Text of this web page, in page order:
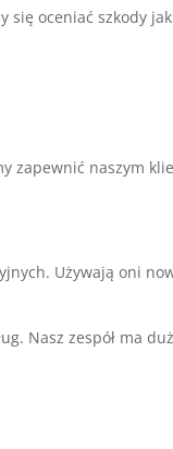
się oceniać szkody
zapewnić naszym
Używają oni
Nasz zespół ma